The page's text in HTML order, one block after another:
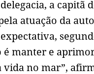
a capitã
atuação da
é manter e
vida no mar”,